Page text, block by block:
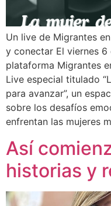
Un live de Migrantes
y conectar El viernes
plataforma Migrantes
Live especial titulado
para avanzar”, un
sobre los desafíos
enfrentan las mujeres
Así
historias y